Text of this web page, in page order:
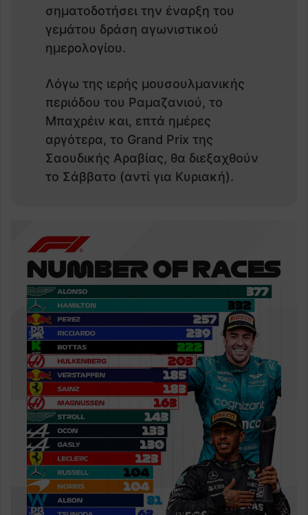
σηματοδοτήσει την έναρξη του
γεμάτου δράση αγωνιστικού
ημερολογίου.
Λόγω της ιερής μουσουλμανικής
περιόδου του Ραμαζανιού, το
Μπαχρέιν και, επτά ημέρες
αργότερα, το Grand Prix της
Σαουδικής Αραβίας, θα διεξαχθούν
το Σάββατο (αντί για Κυριακή).